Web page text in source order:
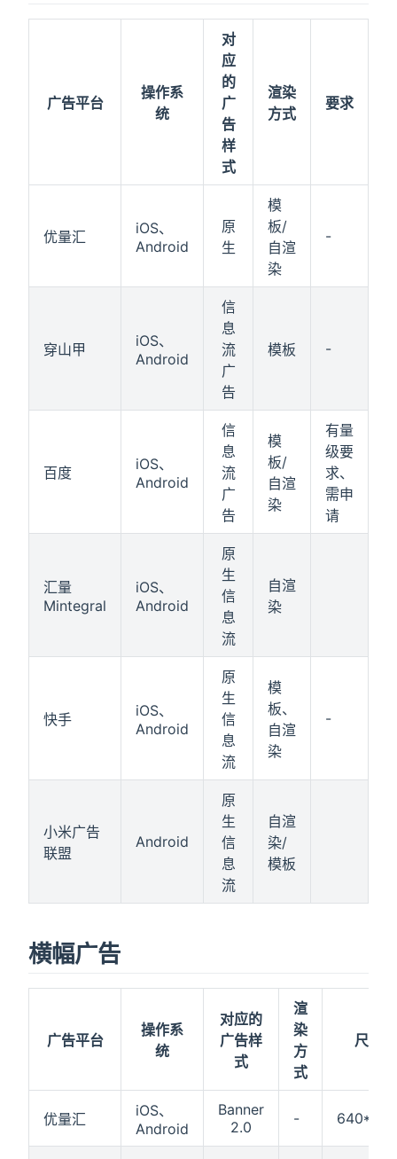
广告平台
操作系
统
对
应
的
广
告
样
式
渲染
方式
要求
优量汇
iOS、
Android
原
生
模
板/
自渲
染
-
穿山甲
iOS、
Android
信
息
流
广
告
模板 -
百度
iOS、
Android
信
息
流
广
告
模
板/
自渲
染
有量
级要
求、
需申
请
汇量
Mintegral
iOS、
Android
原
生
信
息
流
自渲
染
快手
iOS、
Android
原
生
信
息
流
模
板、
自渲
染
-
小米广告
联盟
Android
原
生
信
息
流
自渲
染/
模板
横幅广告
广告平台
操作系
统
对应的
广告样
式
渲
染
方
式
尺寸
优量汇
iOS、
Android
Banner
2.0
- 640*100